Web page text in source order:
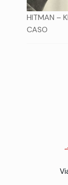
HITMAN –
CASO